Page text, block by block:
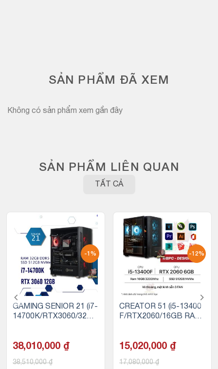
SẢN PHẨM ĐÃ XEM
Không có sản phẩm xem gần đây
SẢN PHẨM LIÊN QUAN
TẤT CẢ
-1%
GAMING SENIOR 21 (i7-
14700K/RTX3060/32GB
38,010,000 ₫
38,510,000₫
-12%
CREATOR 51 (i5-13400
F/RTX2060/16GB RAM/
15,020,000 ₫
17,080,000₫